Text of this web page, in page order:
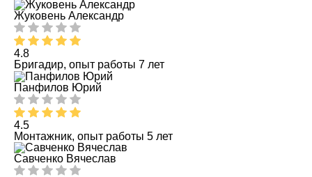
Жуковень Александр
4.8
Бригадир, опыт работы 7 лет
Панфилов Юрий
4.5
Монтажник, опыт работы 5 лет
Савченко Вячеслав